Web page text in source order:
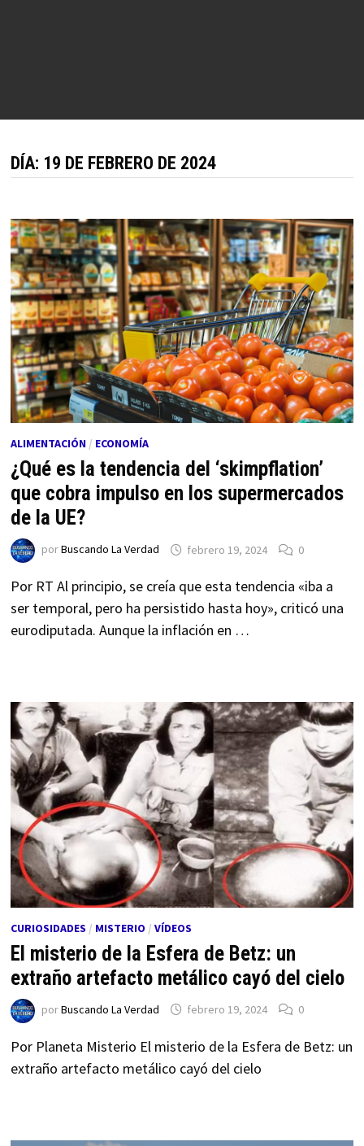
DÍA: 19 DE FEBRERO DE 2024
ALIMENTACIÓN/ ECONOMÍA
¿Qué es la tendencia del ‘skimpflation’
que cobra impulso en los supermercados
de la UE?
porBuscando La Verdad febrero 19, 2024 0
Por RT Al principio, se creía que esta tendencia «iba a
ser temporal, pero ha persistido hasta hoy», criticó una
eurodiputada. Aunque la inflación en …
CURIOSIDADES / MISTERIO / VÍDEOS
El misterio de la Esfera de Betz: un
extraño artefacto metálico cayó del cielo
porBuscando La Verdad febrero 19, 2024 0
Por Planeta Misterio El misterio de la Esfera de Betz: un
extraño artefacto metálico cayó del cielo